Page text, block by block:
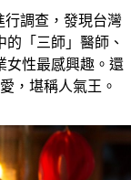
行調查，發現台灣
「三師」醫師、
女性最感興趣。還
，堪稱人氣王。